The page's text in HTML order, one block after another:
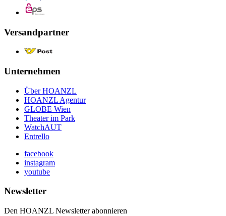
Versandpartner
Unternehmen
Über HOANZL
HOANZL Agentur
GLOBE Wien
Theater im Park
WatchAUT
Entrello
facebook
instagram
youtube
Newsletter
Den HOANZL Newsletter abonnieren